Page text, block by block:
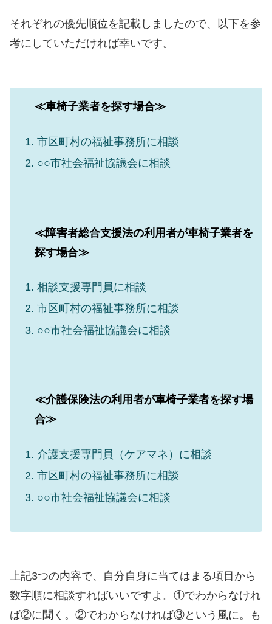
それぞれの優先順位を記載しましたので、以下を参
考にしていただければ幸いです。
≪車椅子業者を探す場合≫
市区町村の福祉事務所に相談
○○市社会福祉協議会に相談
≪障害者総合支援法の利用者が車椅子業者を
探す場合≫
相談支援専門員に相談
市区町村の福祉事務所に相談
○○市社会福祉協議会に相談
≪介護保険法の利用者が車椅子業者を探す場
合≫
介護支援専門員（ケアマネ）に相談
市区町村の福祉事務所に相談
○○市社会福祉協議会に相談
上記3つの内容で、自分自身に当てはまる項目から
数字順に相談すればいいですよ。①でわからなけれ
ば②に聞く。②でわからなければ③という風に。も